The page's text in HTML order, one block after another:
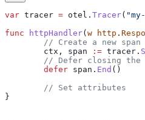
var tracer = otel . Tracer(
func httpHandler(w http .
// Create a new
	ctx
, span := tracer .
// Defer closing
	defer
span . End ()
	// Set attributes
}